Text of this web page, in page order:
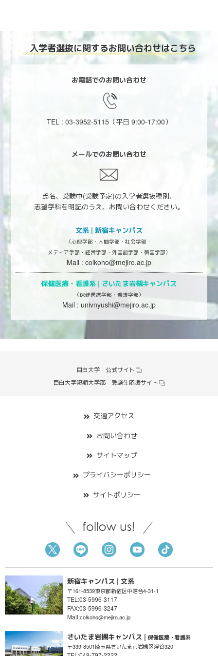
入学者選抜に関するお問い合わせはこちら
お電話でのお問い合わせ
TEL : 03-3952-5115（平日 9:00-17:00）
メールでのお問い合わせ
氏名、受験中(受験予定)の入学者選抜種別、
志望学科を明記のうえ、お問い合わせください。
文系 | 新宿キャンパス
（心理学部・人間学部・社会学部・
メディア学部・経営学部・外国語学部・韓国学部）
Mail : colkoho@mejiro.ac.jp
保健医療・看護系 | さいたま岩槻キャンパス
（保健医療学部・看護学部）
Mail : univnyushi@mejiro.ac.jp
目白大学 公式サイト
目白大学短期大学部 受験生応援サイト
交通アクセス
お問い合わせ
サイトマップ
プライバシーポリシー
サイトポリシー
新宿キャンパス | 文系
〒161-8539東京都新宿区中落合4-31-1
TEL:03-5996-3117
FAX:03-5996-3247
Mail:colkoho@mejiro.ac.jp
さいたま岩槻キャンパス | 保健医療・看護系
〒339-8501埼玉県さいたま市岩槻区浮谷320